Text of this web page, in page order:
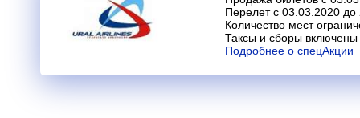
Перелет с 03.03.2020 до
Количество мест
Таксы и сборы включены
Подробнее о спецАкции